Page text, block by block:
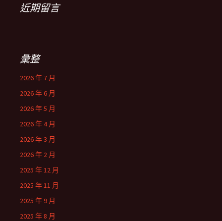
近期留言
彙整
2026 年 7 月
2026 年 6 月
2026 年 5 月
2026 年 4 月
2026 年 3 月
2026 年 2 月
2025 年 12 月
2025 年 11 月
2025 年 9 月
2025 年 8 月